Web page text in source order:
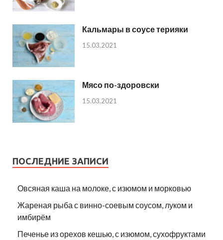
Кальмары в соусе терияки
15.03.2021
Мясо по-здоровски
15.03.2021
ПОСЛЕДНИЕ ЗАПИСИ
Овсяная каша на молоке, с изюмом и морковью
Жареная рыба с винно-соевым соусом, луком и
имбирём
Печенье из орехов кешью, с изюмом, сухофруктами